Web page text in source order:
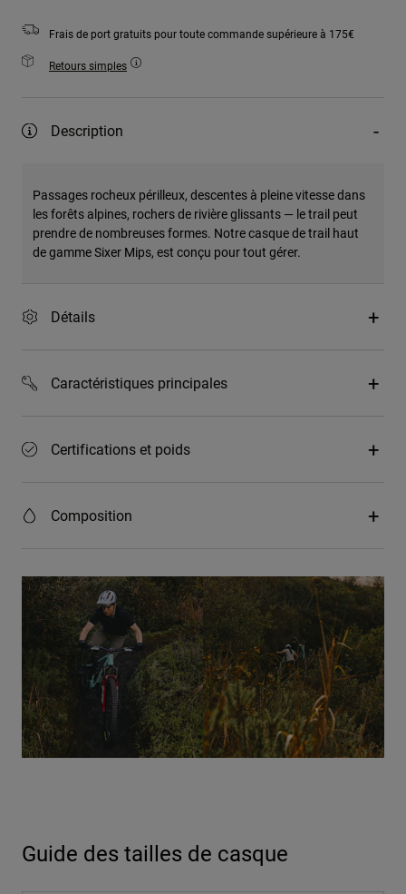
Frais de port gratuits pour toute commande supérieure à 175€
Retours simples
Description
Passages rocheux périlleux, descentes à pleine vitesse dans
les forêts alpines, rochers de rivière glissants — le trail peut
prendre de nombreuses formes. Notre casque de trail haut
de gamme Sixer Mips, est conçu pour tout gérer.
Détails
Caractéristiques principales
Certifications et poids
Composition
Guide des tailles de casque